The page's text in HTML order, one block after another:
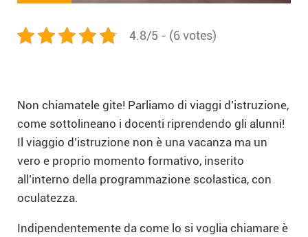
4.8/5 - (6 votes)
Non chiamatele gite! Parliamo di viaggi d’istruzione,
come sottolineano i docenti riprendendo gli alunni!
Il viaggio d’istruzione non è una vacanza ma un
vero e proprio momento formativo, inserito
all’interno della programmazione scolastica, con
oculatezza.
Indipendentemente da come lo si voglia chiamare è